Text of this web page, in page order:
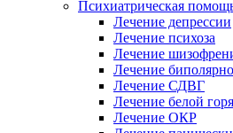
Психиатрическая
Лечение депрессии
Лечение психоза
Лечение
Лечение
Лечение СДВГ
Лечение белой
Лечение ОКР